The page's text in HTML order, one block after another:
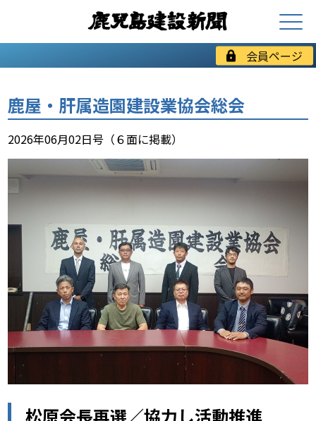
会員ページ
鹿屋・肝属造園建設業協会総会
2026年06月02日号（６面に掲載）
松原会長再選／協力し活動推進